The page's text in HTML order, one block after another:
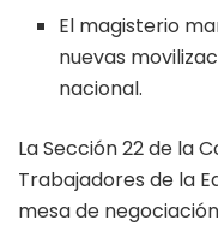
El magisterio
nuevas
nacional.
La Sección 22 de la
Trabajadores de la
mesa de